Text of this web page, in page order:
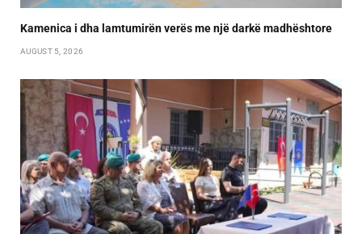
Kamenica i dha lamtumirën verës me një darkë madhështore
AUGUST 5, 2026